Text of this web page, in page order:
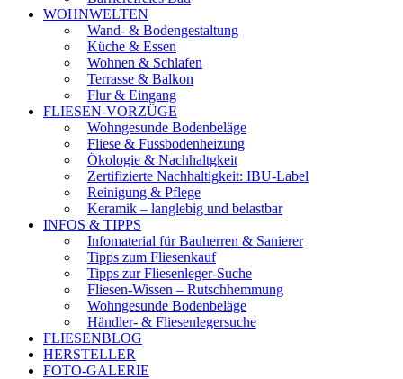
WOHNWELTEN
Wand- & Bodengestaltung
Küche & Essen
Wohnen & Schlafen
Terrasse & Balkon
Flur & Eingang
FLIESEN-VORZÜGE
Wohngesunde Bodenbeläge
Fliese & Fussbodenheizung
Ökologie & Nachhaltgkeit
Zertifizierte Nachhaltigkeit: IBU-Label
Reinigung & Pflege
Keramik – langlebig und belastbar
INFOS & TIPPS
Infomaterial für Bauherren & Sanierer
Tipps zum Fliesenkauf
Tipps zur Fliesenleger-Suche
Fliesen-Wissen – Rutschhemmung
Wohngesunde Bodenbeläge
Händler- & Fliesenlegersuche
FLIESENBLOG
HERSTELLER
FOTO-GALERIE